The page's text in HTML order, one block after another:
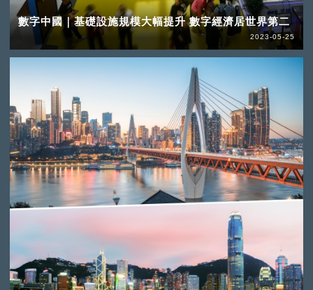
數字中國｜基礎設施規模大幅提升 數字經濟居世界第二
2023-05-25